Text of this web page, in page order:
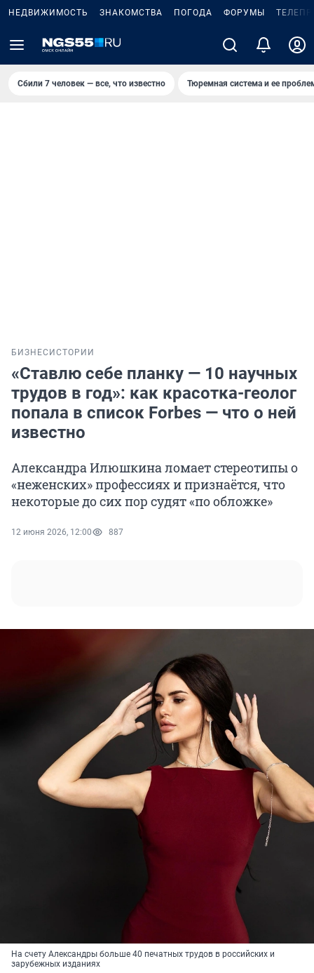
НЕДВИЖИМОСТЬ ЗНАКОМСТВА ПОГОДА ФОРУМЫ
Сбили 7 человек — все, что известно Тюремная система и ее
БИЗНЕС ИСТОРИИ
«Ставлю себе планку — 10 научных
трудов в год»: как красотка-геолог
попала в список Forbes — что о ней
известно
Александра Илюшкина ломает стереотипы о
«неженских» профессиях и признаётся, что
некоторые до сих пор судят «по обложке»
12 июня 2026, 12:00 887
На счету Александры больше 40 печатных трудов в российских и
зарубежных изданиях